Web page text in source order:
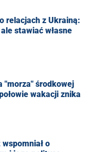
relacjach z Ukrainą:
stawiać własne
"morza" środkowej
wakacji znika
o